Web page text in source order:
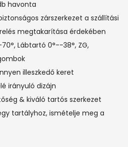
havonta
zárszerkezet a szállítási
megtakarítása érdekében
Lábtartó 0°--38°, ZG,
illeszkedő keret
irányuló dizájn
& kiváló tartós szerkezet
tartályhoz, ismételje meg a